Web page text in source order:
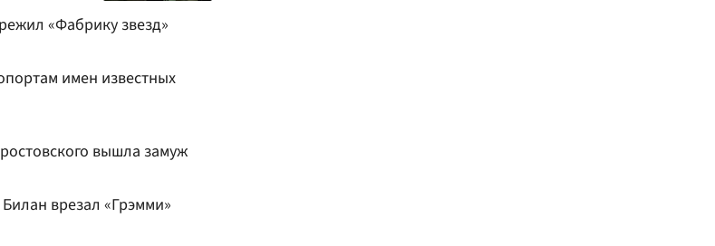
«Фабрику звезд»
имен известных
вышла замуж
врезал «Грэмми»